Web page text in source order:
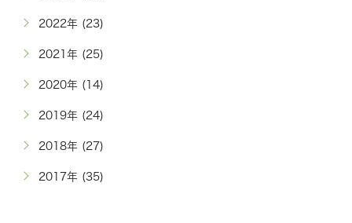
2022年 (23)
2021年 (25)
2020年 (14)
2019年 (24)
2018年 (27)
2017年 (35)